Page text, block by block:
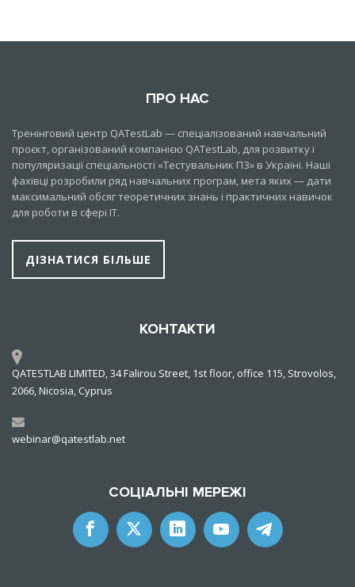
ПРО НАС
Тренінговий центр QATestLab — спеціалізований навчальний
проєкт, організований компанією QATestLab, для розвитку і
популяризації спеціальності «Тестувальник ПЗ» в Україні. Наші
фахівці розробили ряд навчальних програм, мета яких — дати
максимальний обсяг теоретичних знань і практичних навичок
для роботи в сфері IT.
ДІЗНАТИСЯ БІЛЬШЕ
КОНТАКТИ
QATESTLAB LIMITED, 34 Falirou Street, 1st floor, office 115, Strovolos,
2066, Nicosia, Cyprus
webinar@qatestlab.net
СОЦІАЛЬНІ МЕРЕЖІ